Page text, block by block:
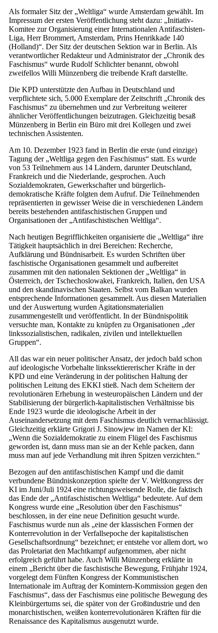
Als formaler Sitz der „Weltliga“ wurde Amsterdam gewählt. Im
Impressum der ersten Veröffentlichung steht dazu: „Initiativ-
Komitee zur Organisierung einer Internationalen Antifaschisten-
Liga, Herr Brommert, Amsterdam, Prins Henrikkade 140
(Holland)“. Der Sitz der deutschen Sektion war in Berlin. Als
verantwortlicher Redakteur und Administrator der „Chronik des
Faschismus“ wurde Rudolf Schlichter benannt, obwohl
zweifellos Willi Münzenberg die treibende Kraft darstellte.
Die KPD unterstützte den Aufbau in Deutschland und
verpflichtete sich, 5.000 Exemplare der Zeitschrift „Chronik des
Faschismus“ zu übernehmen und zur Verbreitung weiterer
ähnlicher Veröffentlichungen beizutragen. Gleichzeitig besaß
Münzenberg in Berlin ein Büro mit drei Kollegen und zwei
technischen Assistenten.
Am 10. Dezember 1923 fand in Berlin die erste (und einzige)
Tagung der „Weltliga gegen den Faschismus“ statt. Es wurde
von 53 Teilnehmern aus 14 Ländern, darunter Deutschland,
Frankreich und die Niederlande, gesprochen. Auch
Sozialdemokraten, Gewerkschafter und bürgerlich-
demokratische Kräfte folgten dem Aufruf. Die Teilnehmenden
repräsentierten in gewisser Weise die in verschiedenen Ländern
bereits bestehenden antifaschistischen Gruppen und
Organisationen der „Antifaschistischen Weltliga“.
Nach heutigen Begrifflichkeiten organisierte die „Weltliga“ ihre
Tätigkeit hauptsächlich in drei Bereichen: Recherche,
Aufklärung und Bündnisarbeit. Es wurden Schriften über
faschistische Organisationen gesammelt und aufbereitet
zusammen mit den nationalen Sektionen der „Weltliga“ in
Österreich, der Tschechoslowakei, Frankreich, Italien, den USA
und den skandinavischen Staaten. Selbst vom Balkan wurden
entsprechende Informationen gesammelt. Aus diesen Materialien
und der Auswertung wurden Agitationsmaterialien
zusammengestellt und veröffentlicht. In der Bündnispolitik
versuchte man, Kontakte zu knüpfen zu Organisationen „der
linkssozialistischen, radikalen, zivilen und intellektuellen
Gruppen“.
All das war ein neuer politischer Ansatz, der jedoch bald schon
auf ideologische Vorbehalte linkssektiererischer Kräfte in der
KPD und eine Veränderung in der politischen Haltung der
politischen Leitung des EKKI stieß. Nach dem Scheitern der
revolutionären Erhebung in westeuropäischen Ländern und der
Stabilisierung der bürgerlich-kapitalistischen Verhältnisse bis
Ende 1923 wurde die ideologische Arbeit in der
Auseinandersetzung mit dem Faschismus deutlich vernachlässigt.
Gleichzeitig erklärte Grigori J. Sinowjew im Namen der KI:
„Wenn die Sozialdemokratie zu einem Flügel des Faschismus
geworden ist, dann muss man sie an der Kehle packen, dann
muss man auf jede Verhandlung mit ihren Spitzen verzichten.“
Bezogen auf den antifaschistischen Kampf und die damit
verbundene Bündniskonzeption spielte der V. Weltkongress der
KI im Juni/Juli 1924 eine richtungsweisende Rolle, die faktisch
das Ende der „Antifaschistischen Weltliga“ bedeutete. Auf dem
Kongress wurde eine „Resolution über den Faschismus“
beschlossen, in der eine neue Definition gesucht wurde.
Faschismus wurde nun als „eine der klassischen Formen der
Konterrevolution in der Verfallsepoche der kapitalistischen
Gesellschaftsordnung“ bezeichnet; er entstehe vor allem dort, wo
das Proletariat den Machtkampf aufgenommen, aber nicht
erfolgreich geführt habe. Auch Willi Münzenberg erklärte in
einem „Bericht über die faschistische Bewegung, Frühjahr 1924,
vorgelegt dem Fünften Kongress der Kommunistischen
Internationale im Auftrag der Komintern-Kommission gegen den
Faschismus“, dass der Faschismus eine politische Bewegung des
Kleinbürgertums sei, die später von der Großindustrie und den
monarchistischen, weißen konterrevolutionären Kräften für die
Renaissance des Kapitalismus ausgenutzt wurde.